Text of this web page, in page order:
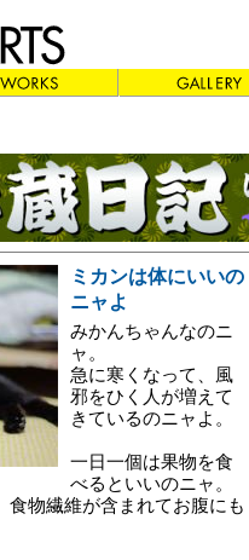
ミカンは体にいいの
ニャよ
みかんちゃんなのニ
ャ。
急に寒くなって、風
邪をひく人が増えて
きているのニャよ。
一日一個は果物を食
べるといいのニャ。
物繊維が含まれてお腹にも